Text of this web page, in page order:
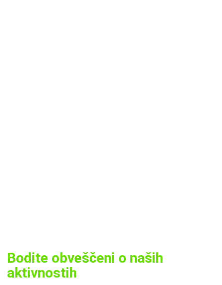
Bodite obveščeni o naših
aktivnostih